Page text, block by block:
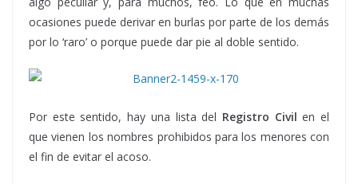
ocasiones puede derivar en burlas por parte de los demás
por lo ‘raro’ o porque puede dar pie al doble sentido.
Por este sentido, hay una lista del Registro Civil en el
que vienen los nombres prohibidos para los menores con
el fin de evitar el acoso.